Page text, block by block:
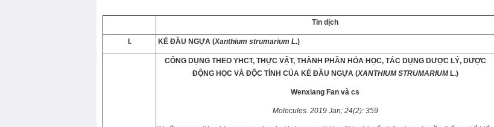
Tin dịch
I. KÉ ĐẦU NGỰA (Xanthium strumarium L.)
CÔNG DỤNG THEO YHCT, THỰC VẬT, THÀNH PHẦN HÓA HỌC, TÁC DỤNG DƯỢC LÝ, DƯỢC
ĐỘNG HỌC VÀ ĐỘC TÍNH CỦA KÉ ĐẦU NGỰA (XANTHIUM STRUMARIUML.)
Wenxiang Fan và cs
Molecules. 2019 Jan; 24(2): 359